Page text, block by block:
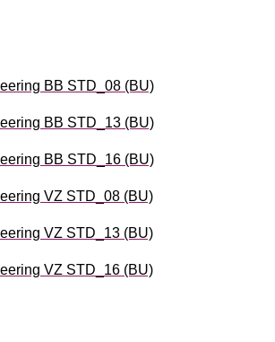
BB STD_08 (BU)
BB STD_13 (BU)
BB STD_16 (BU)
VZ STD_08 (BU)
VZ STD_13 (BU)
VZ STD_16 (BU)